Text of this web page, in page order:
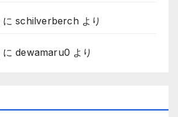
にschilverberchより
にdewamaru0 より